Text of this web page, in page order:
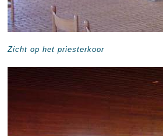
Zicht op het priesterkoor